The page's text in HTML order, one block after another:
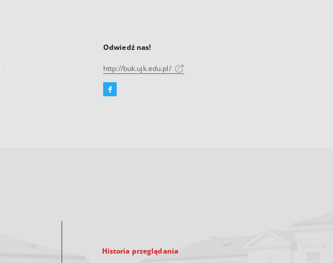
Odwiedź nas!
http://buk.ujk.edu.pl/
Facebook
Historia przeglądania